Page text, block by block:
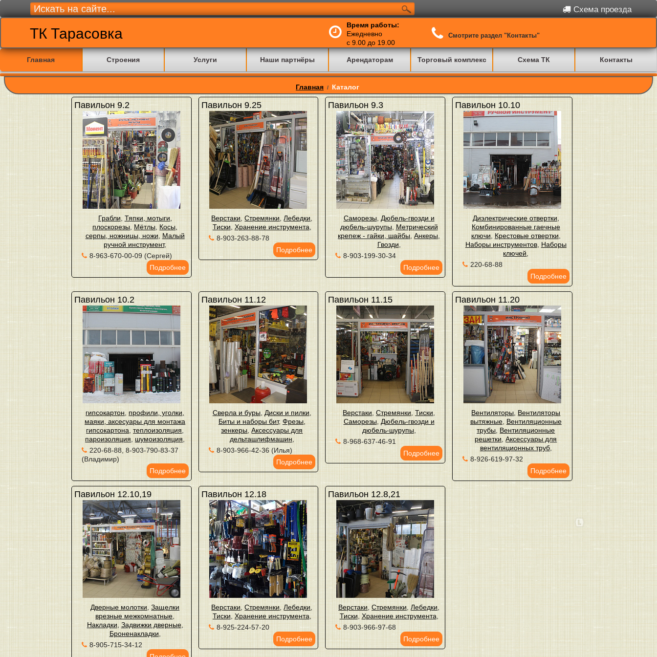
Схема проезда
ТК Тарасовка
Время работы:
Ежедневно
с 9.00 до 19.00
Смотрите раздел "Контакты"
Главная Строения Услуги Наши партнёры Арендаторам Торговый комплекс Схема ТК Контакты
Главная / Каталог
Павильон 9.2
Грабли Тяпки, мотыги,
плоскорезы Мётлы Косы,
серпы, ножницы, ножи
Малый
ручной инструмент,
8-963-670-00-09 (Сергей)
Подробнее
Павильон 9.25
Верстаки ,Стремянки ,Лебедки
Тиски Хранение инструмента
8-903-263-88-78
Подробнее
Павильон 9.3
Саморезы, Дюбель-гвозди и
дюбель-шурупы, Метрический
крепеж - гайки, шайбы ,Анкеры
Гвозди
8-903-199-30-34
Подробнее
Павильон 10.10
Диэлектрические отвертки
Комбинированные гаечные
ключи
Крестовые отвертки
Наборы инструментов, Наборы
ключей
220-68-88
Подробнее
Павильон 10.2
гипсокартон
профили, уголки,
маяки, аксесуары для монтажа
гипсокартона ,теплоизоляция
пароизоляция
шумоизоляция
220-68-88, 8-903-790-83-37
(Владимир)
Подробнее
Павильон 11.12
Сверла и буры, Диски и пилки
Биты и наборы бит, Фрезы,
зенкеры ,Аксессуары для
дельташлифмашин
8-903-966-42-36 (Илья)
Подробнее
Павильон 11.15
Верстаки ,Стремянки ,Тиски
Саморезы, Дюбель-гвозди и
дюбель-шурупы,
8-968-637-46-91
Подробнее
Павильон 11.20
Вентиляторы Вентиляторы
вытяжные, Вентиляционные
трубы Вентиляционные
решетки ,Аксессуары для
вентиляционных труб,
8-926-619-97-32
Подробнее
Павильон 12.10,19
Дверные молотки ,Защелки
врезные межкомнатные
Накладки Задвижки дверные,
Броненакладки
8-905-715-34-12
Павильон 12.18
Верстаки ,Стремянки ,Лебедки
Тиски Хранение инструмента
8-925-224-57-20
Подробнее
Павильон 12.8,21
Верстаки ,Стремянки ,Лебедки
Тиски Хранение инструмента
8-903-966-97-68
Подробнее